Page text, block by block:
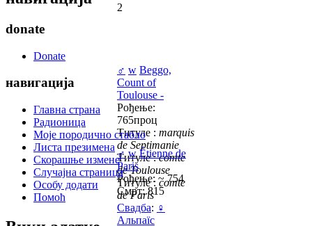
2
♂ w Beggo,
Count of
Toulouse -
Рођење:
765проц
Титуле : marquis
de Septimanie
Титуле :comte
de Toulouse
Титуле :comte
de Paris
Свадба: ♀
Альпаїс
♂ w Étienne de
Paris
Рођење: ~ 754
Смрт: 815
donate
Donate
навигација
Главна страна
Радионица
Моје породично стабло
Листа презимена
Скорашње измене
Случајна страница
Особу додати
Помоћ